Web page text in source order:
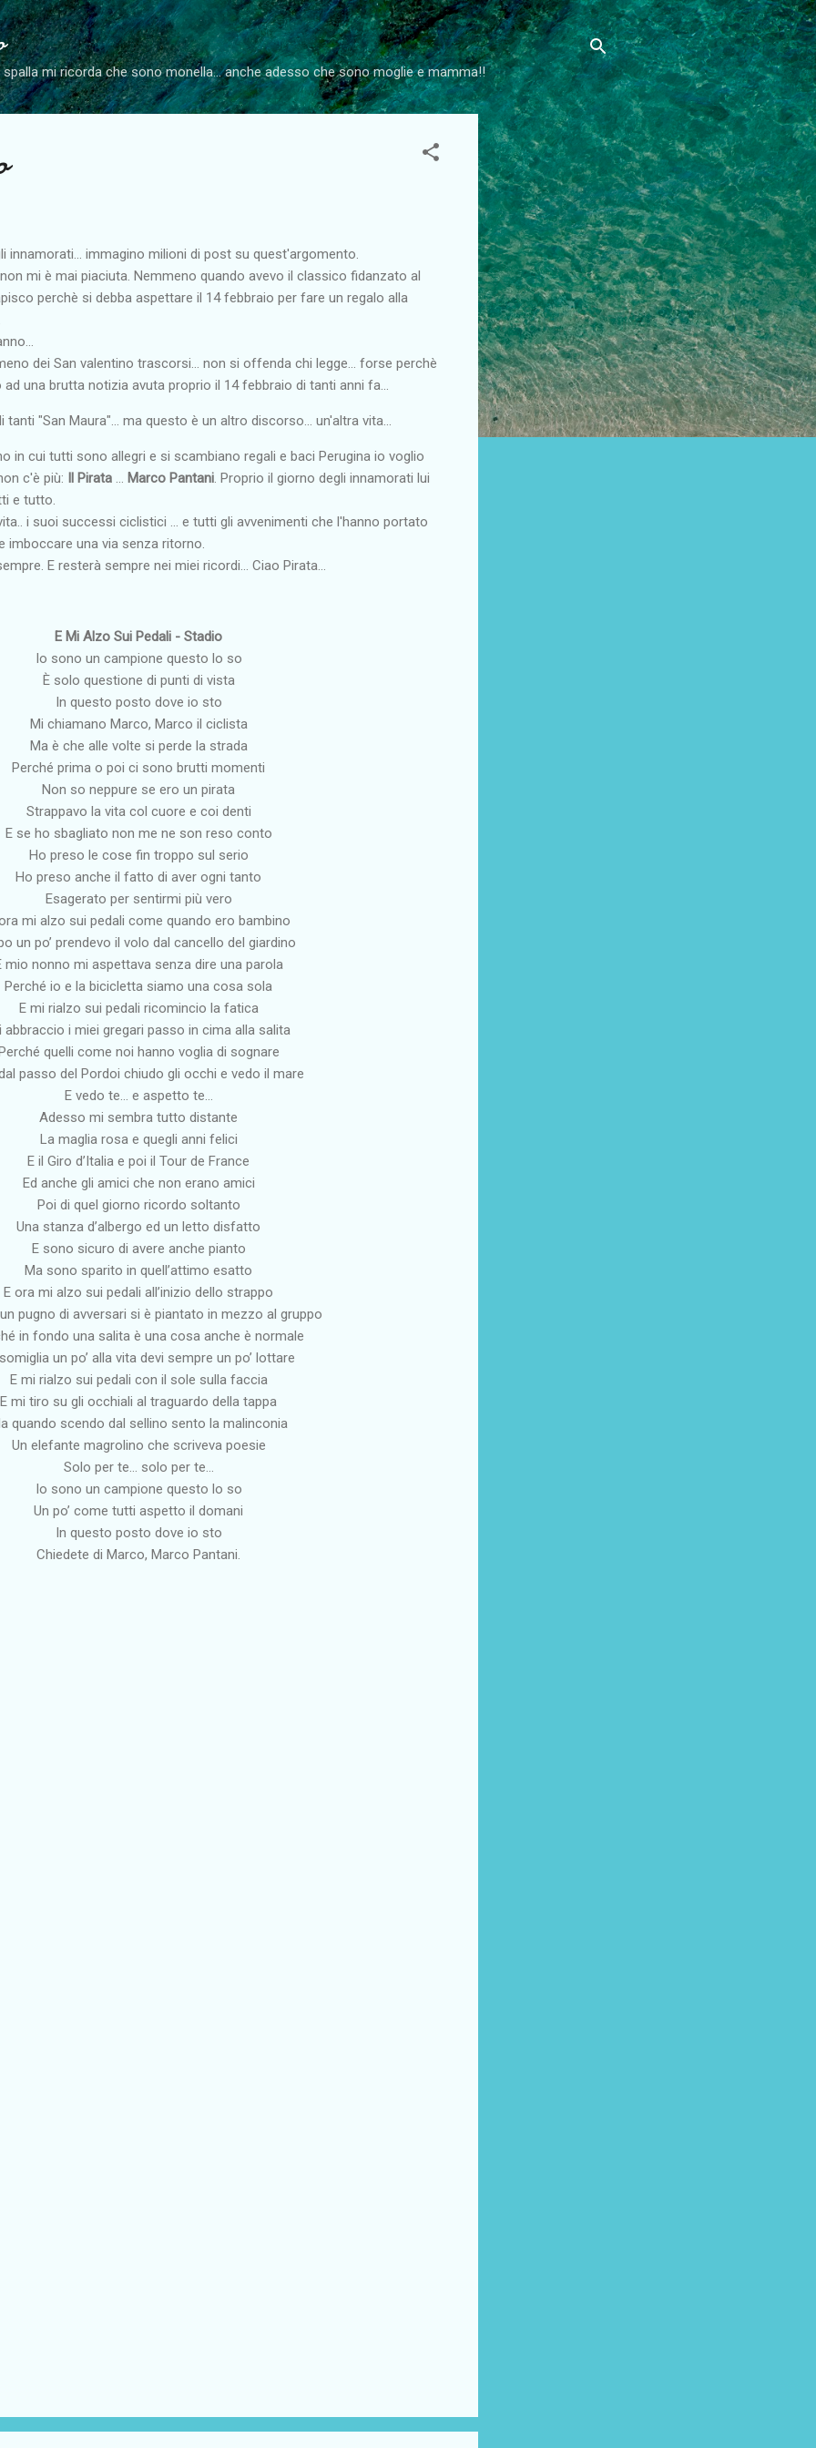
Passa ai contenuti principali
mi ricorda che sono monella... anche adesso che sono moglie e mamma!!
innamorati... immagino milioni di post su quest'argomento.
mi è mai piaciuta. Nemmeno quando avevo il classico fidanzato al
perchè si debba aspettare il 14 febbraio per fare un regalo alla
dei San valentino trascorsi... non si offenda chi legge... forse perchè
una brutta notizia avuta proprio il 14 febbraio di tanti anni fa...
"San Maura"... ma questo è un altro discorso... un'altra vita...
in cui tutti sono allegri e si scambiano regali e baci Perugina io voglio
c'è più: Il Pirata Marco Pantani . Proprio il giorno degli innamorati lui
e tutto.
i suoi successi ciclistici ... e tutti gli avvenimenti che l'hanno portato
imboccare una via senza ritorno.
E resterà sempre nei miei ricordi... Ciao Pirata...
E Mi Alzo Sui Pedali - Stadio
Io sono un campione questo lo so
È solo questione di punti di vista
In questo posto dove io sto
Mi chiamano Marco, Marco il ciclista
Ma è che alle volte si perde la strada
Perché prima o poi ci sono brutti momenti
Non so neppure se ero un pirata
Strappavo la vita col cuore e coi denti
E se ho sbagliato non me ne son reso conto
Ho preso le cose fin troppo sul serio
Ho preso anche il fatto di aver ogni tanto
Esagerato per sentirmi più vero
mi alzo sui pedali come quando ero bambino
un po’ prendevo il volo dal cancello del giardino
mio nonno mi aspettava senza dire una parola
Perché io e la bicicletta siamo una cosa sola
E mi rialzo sui pedali ricomincio la fatica
abbraccio i miei gregari passo in cima alla salita
quelli come noi hanno voglia di sognare
passo del Pordoi chiudo gli occhi e vedo il mare
E vedo te… e aspetto te…
Adesso mi sembra tutto distante
La maglia rosa e quegli anni felici
E il Giro d’Italia e poi il Tour de France
Ed anche gli amici che non erano amici
Poi di quel giorno ricordo soltanto
Una stanza d’albergo ed un letto disfatto
E sono sicuro di avere anche pianto
Ma sono sparito in quell’attimo esatto
E ora mi alzo sui pedali all’inizio dello strappo
pugno di avversari si è piantato in mezzo al gruppo
in fondo una salita è una cosa anche è normale
un po’ alla vita devi sempre un po’ lottare
E mi rialzo sui pedali con il sole sulla faccia
E mi tiro su gli occhiali al traguardo della tappa
quando scendo dal sellino sento la malinconia
Un elefante magrolino che scriveva poesie
Solo per te… solo per te…
Io sono un campione questo lo so
Un po’ come tutti aspetto il domani
In questo posto dove io sto
Chiedete di Marco, Marco Pantani.